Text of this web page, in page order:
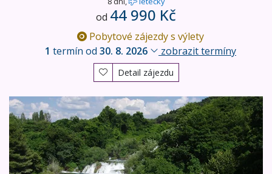
od 44 990 Kč
Pobytové zájezdy s výlety
1 termín od 30. 8. 2026 zobrazit termíny
Detail zájezdu
Národní parky a přírodní krásy Chorvatska